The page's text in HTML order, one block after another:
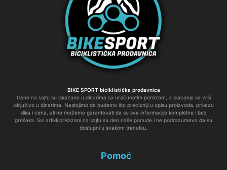
BIKE SPORT biciklistička prodavnica
Cene na sajtu su iskazane u dinarima sa uračunatim porezom, a plaćanje se vrši
isključivo u dinarima. Nastojimo da budemo što precizniji u opisu proizvoda, prikazu
slika i cena, ali ne možemo garantovati da su sve informacije kompletne i bez
grešaka. Svi artikli prikazani na sajtu su deo naše ponude i ne podrazumeva da su
dostupni u svakom trenutku.
Pomoć